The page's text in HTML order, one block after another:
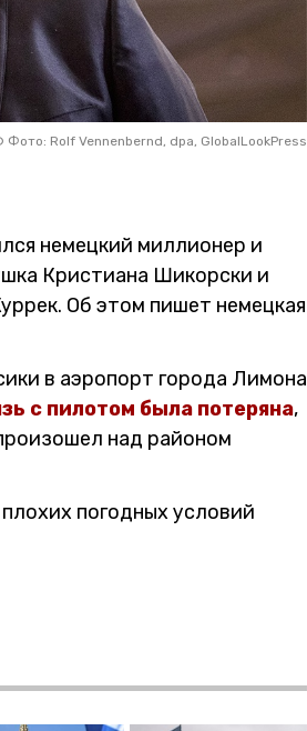
Фото: Rolf Vennenbernd, dpa, GlobalLookPress
немецкий миллионер и
Кристиана Шикорски и
Об этом пишет немецкая
в аэропорт города Лимона
с пилотом была потеряна,
над районом
погодных условий